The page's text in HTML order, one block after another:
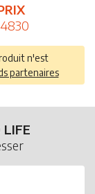
n'est
partenaires
LIFE